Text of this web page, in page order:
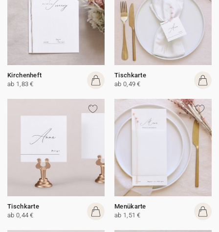
Kirchenheft
ab 1,83 €
Tischkarte
ab 0,49 €
Tischkarte
ab 0,44 €
Menükarte
ab 1,51 €